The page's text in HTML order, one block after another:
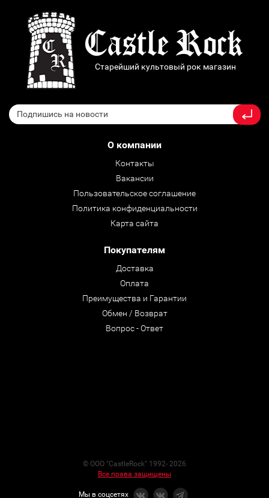
Старейший культовый рок магазин
О компании
Контакты
Вакансии
Пользовательское соглашение
Политика конфиденциальности
Карта сайта
Покупателям
Доставка
Оплата
Преимущества и Гарантии
Обмен / Возврат
Вопрос - Ответ
© ООО "CastleRock" 1992- 2026
Все права защищены
Мы в соцсетях